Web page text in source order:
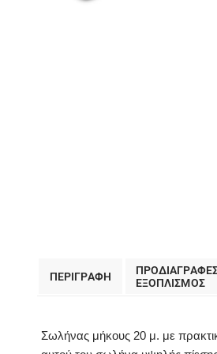
ΠΕΡΙΓΡΑΦΗ
EΞΟΠΛΙΣΜΟΣ
Σωλήνας μήκους 20 μ. με